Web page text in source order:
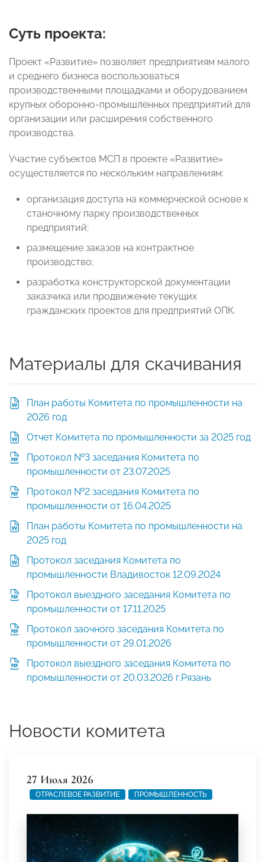
Суть проекта:
Проект «Развитие» позволяет предприятиям малого
и среднего бизнеса воспользоваться
производственными площадками и оборудованием
крупных оборонно-промышленных предприятий для
организации или расширения собственного
производства.
Участие субъектов МСП в проекте «Развитие»
осуществляется по нескольким направлениям:
организация доступа на коммерческой основе к
станочному парку производственных
предприятий;
размещение заказов на контрактное
производство;
разработка конструкторской документации
заказчика или продвижение текущих
гражданских проектов для предприятий ОПК.
Материалы для скачивания
План работы Комитета по промышленности на
2026 год
Отчет Комитета по промышленности за 2025 год
Протокол №3 заседания Комитета по
промышленности от 23.07.2025
Протокол №2 заседания Комитета по
промышленности от 16.04.2025
План работы Комитета по промышленности на
2025 год
Протокол заседания Комитета по
промышленности Владивосток 12.09.2024
Протокол выездного заседания Комитета по
промышленности от 17.11.2025
Протокол заочного заседания Комитета по
промышленности от 29.01.2026
Протокол выездного заседания Комитета по
промышленности от 20.03.2026 г.Рязань
Новости комитета
27 Июля 2026
ОТРАСЛЕВОЕ РАЗВИТИЕ ПРОМЫШЛЕННОСТЬ